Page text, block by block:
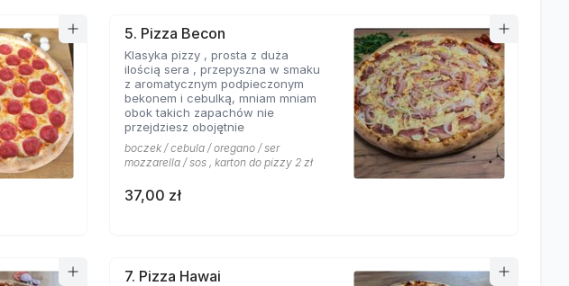
5. Pizza Becon
Klasyka pizzy , prosta z duża
ilością sera , przepyszna w smaku
z aromatycznym podpieczonym
bekonem i cebulką, mniam mniam
obok takich zapachów nie
przejdziesz obojętnie
boczek / cebula / oregano / ser
mozzarella / sos , karton do pizzy 2 zł
37,00 zł
7. Pizza Hawai